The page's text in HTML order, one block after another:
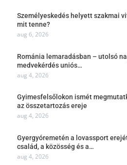
Személyeskedés helyett szakmai
mit tenne?
aug 6, 2026
Románia lemaradásban – utolsó
medvekérdés uniós…
aug 4, 2026
Gyimesfelsőlokon ismét
az összetartozás ereje
aug 4, 2026
Gyergyóremetén a lovassport
család, a közösség és a…
aug 4, 2026